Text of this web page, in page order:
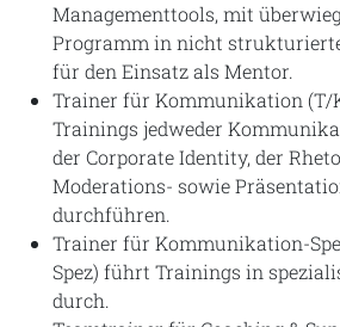
Managementtools, mit
Programm in nicht
für den Einsatz als Mentor.
Trainer für Kommunikation (T/
Trainings jedweder
der Corporate Identity, der
Moderations- sowie
durchführen.
Trainer für Kommunikation-
Spez) führt Trainings in
durch.